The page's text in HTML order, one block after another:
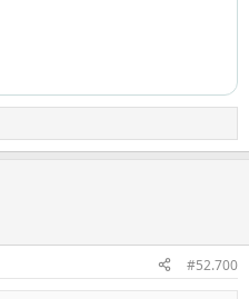
#52.700